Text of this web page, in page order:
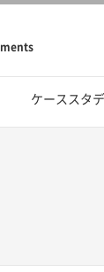
ケーススタ